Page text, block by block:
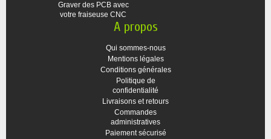
Graver des PCB avec
votre fraiseuse CNC
A propos
Qui sommes-nous
Mentions légales
Conditions générales
Politique de
confidentialité
Livraisons et retours
Commandes
administratives
Paiement sécurisé